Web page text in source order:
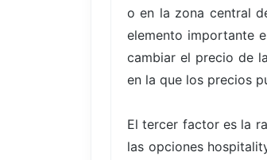
o en la zona central
elemento importante
cambiar el precio de
en la que los precios
El tercer factor es la
las opciones